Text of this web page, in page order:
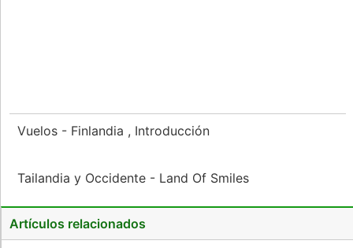
Vuelos - Finlandia , Introducción
Tailandia y Occidente - Land Of Smiles
Artículos relacionados